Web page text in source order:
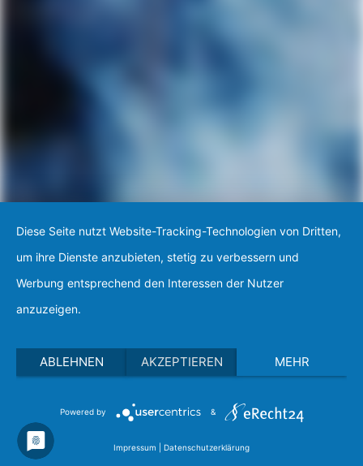
Diese Seite nutzt Website-Tracking-Technologien von Dritten,
um ihre Dienste anzubieten, stetig zu verbessern und
Werbung entsprechend den Interessen der Nutzer
anzuzeigen.
ABLEHNEN AKZEPTIEREN MEHR
Powered by &
Impressum Datenschutzerklärung